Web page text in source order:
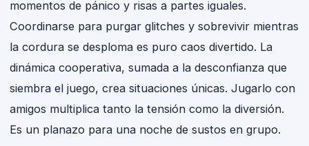
momentos de pánico y risas a partes iguales.
Coordinarse para purgar glitches y sobrevivir mientras
la cordura se desploma es puro caos divertido. La
dinámica cooperativa, sumada a la desconfianza que
siembra el juego, crea situaciones únicas. Jugarlo con
amigos multiplica tanto la tensión como la diversión.
Es un planazo para una noche de sustos en grupo.